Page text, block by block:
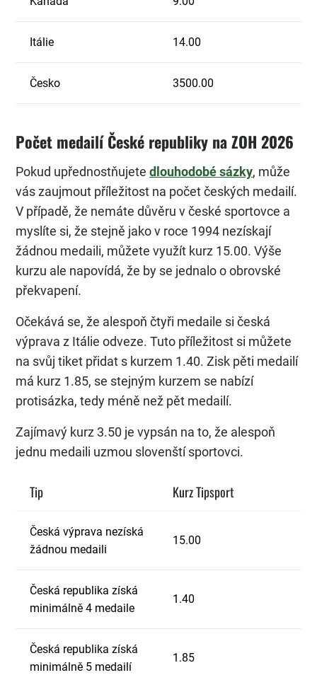
Itálie 14.00
Česko 3500.00
Počet medailí České republiky na ZOH 2026
Pokud upřednostňujete dlouhodobé sázky, může
vás zaujmout příležitost na počet českých medailí.
V případě, že nemáte důvěru v české sportovce a
myslíte si, že stejně jako v roce 1994 nezískají
žádnou medaili, můžete využít kurz 15.00. Výše
kurzu ale napovídá, že by se jednalo o obrovské
překvapení.
Očekává se, že alespoň čtyři medaile si česká
výprava z Itálie odveze. Tuto příležitost si můžete
na svůj tiket přidat s kurzem 1.40. Zisk pěti medailí
má kurz 1.85, se stejným kurzem se nabízí
protisázka, tedy méně než pět medailí.
Zajímavý kurz 3.50 je vypsán na to, že alespoň
jednu medaili uzmou slovenští sportovci.
Tip Kurz Tipsport
Česká výprava nezíská
žádnou medaili
15.00
Česká republika získá
minimálně 4 medaile
1.40
Česká republika získá
minimálně 5 medailí
1.85